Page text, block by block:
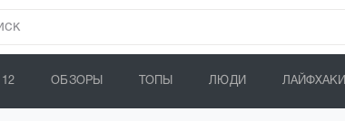
12 ОБЗОРЫ ТОПЫ ЛЮДИ ЛАЙФХАКИ